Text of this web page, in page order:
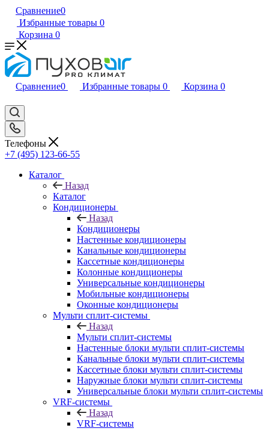
Сравнение0
Избранные товары 0
Корзина 0
Сравнение0 Избранные товары 0 Корзина 0
Телефоны
+7 (495) 123-66-55
Каталог
Назад
Каталог
Кондиционеры
Назад
Кондиционеры
Настенные кондиционеры
Канальные кондиционеры
Кассетные кондиционеры
Колонные кондиционеры
Универсальные кондиционеры
Мобильные кондиционеры
Оконные кондиционеры
Мульти сплит-системы
Назад
Мульти сплит-системы
Настенные блоки мульти сплит-системы
Канальные блоки мульти сплит-системы
Кассетные блоки мульти сплит-системы
Наружные блоки мульти сплит-системы
Универсальные блоки мульти сплит-системы
VRF-системы
Назад
VRF-системы